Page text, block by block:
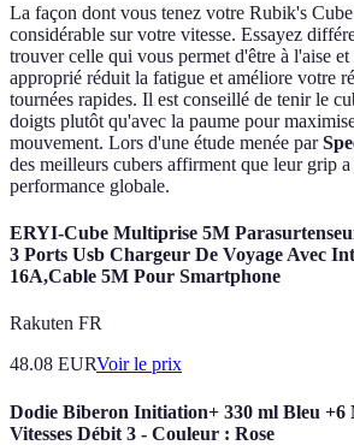
La façon dont vous tenez votre Rubik's
considérable sur votre vitesse. Essayez
trouver celle qui vous permet d'être à l'aise
approprié réduit la fatigue et améliore votre
tournées rapides. Il est conseillé de tenir le
doigts plutôt qu'avec la paume pour
mouvement. Lors d'une étude menée par
des meilleurs cubers affirment que leur grip
performance globale.
ERYI-Cube Multiprise 5M
3 Ports Usb Chargeur De Voyage Avec
16A,Cable 5M Pour Smartphone
Rakuten FR
48.08 EURVoir le prix
Dodie Biberon Initiation+ 330 ml Bleu +6
Vitesses Débit 3 - Couleur : Rose